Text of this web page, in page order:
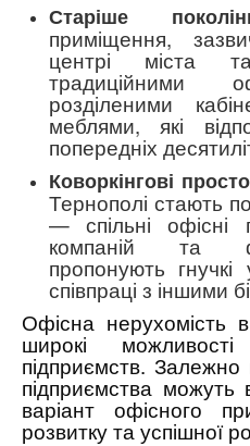
Старіше
приміщення,
центрі міста та
традиційними
розділеними
меблями, які
попередніх
Коворкінгові
Тернополі стають
— спільні офісні
компаній та
пропонують
співпраці з іншими
Офісна нерухомість
широкі
підприємств.
підприємства
варіант офісного
розвитку та успішної